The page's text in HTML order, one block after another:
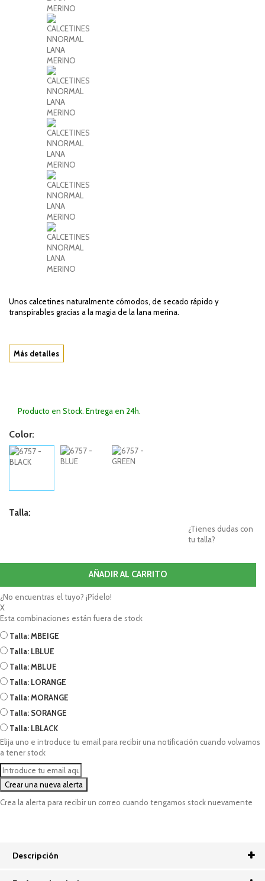
Unos calcetines naturalmente cómodos, de secado rápido y
transpirables gracias a la magia de la lana merina.
Más detalles
Producto en Stock. Entrega en 24h.
Color:
Talla:
¿Tienes dudas con
tu talla?
AÑADIR AL CARRITO
¿No encuentras el tuyo? ¡Pídelo!
X
Esta combinaciones están fuera de stock
Talla: MBEIGE
Talla: LBLUE
Talla: MBLUE
Talla: LORANGE
Talla: MORANGE
Talla: SORANGE
Talla: LBLACK
Elija uno e introduce tu email para recibir una notificación cuando volvamos
a tener stock
Crea la alerta para recibir un correo cuando tengamos stock nuevamente
Descripción